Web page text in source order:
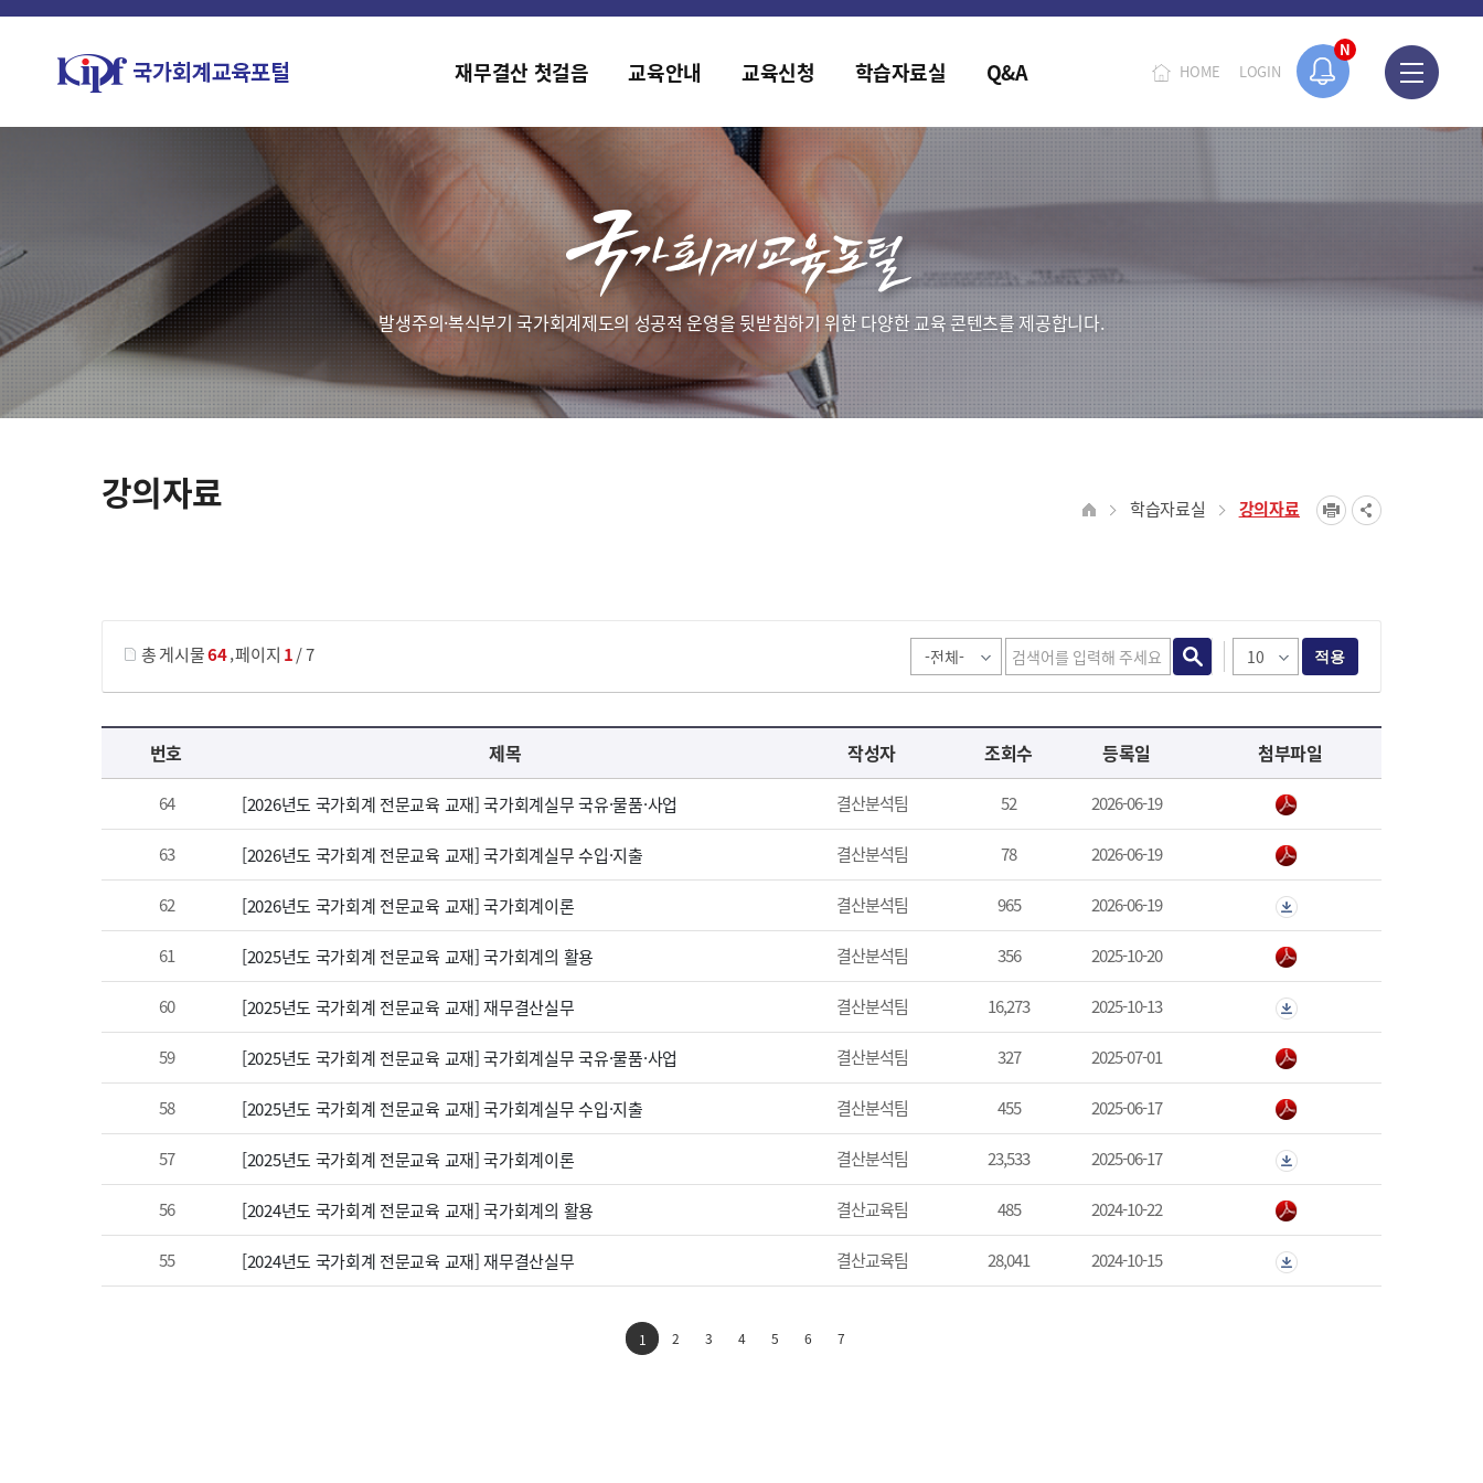
N
홈페이지가 새롭게 개편되었습니다.
HOME LOGIN
재무결산 첫걸음 교육안내 교육신청 학습자료실 Q&A
발생주의·복식부기 국가회계제도의 성공적 운영을 뒷받침하기 위한 다양한 교육 콘텐츠를 제공합니다.
강의자료 학습자료실 강의자료
총 게시물64,페이지 1/ 7 적용
강의자료 목록 으로 번호, 제목, 작성자, 조회수, 등록 일, 첨부파일로 나열 되고 있습니다.
번호 제목 작성자 조회수 등록일 첨부파일
64 [2026년도 국가회계 전문교육 교재] 국가회계실무 국유·물품·사업 결산분석팀 52 2026-06-19
63 [2026년도 국가회계 전문교육 교재] 국가회계실무 수입·지출 결산분석팀 78 2026-06-19
62 [2026년도 국가회계 전문교육 교재] 국가회계이론 결산분석팀 965 2026-06-19
61 [2025년도 국가회계 전문교육 교재] 국가회계의 활용 결산분석팀 356 2025-10-20
60 [2025년도 국가회계 전문교육 교재] 재무결산실무 결산분석팀 16,273 2025-10-13
59 [2025년도 국가회계 전문교육 교재] 국가회계실무 국유·물품·사업 결산분석팀 327 2025-07-01
58 [2025년도 국가회계 전문교육 교재] 국가회계실무 수입·지출 결산분석팀 455 2025-06-17
57 [2025년도 국가회계 전문교육 교재] 국가회계이론 결산분석팀 23,533 2025-06-17
56 [2024년도 국가회계 전문교육 교재] 국가회계의 활용 결산교육팀 485 2024-10-22
55 [2024년도 국가회계 전문교육 교재] 재무결산실무 결산교육팀 28,041 2024-10-15
1 2 3 4 5 6 7